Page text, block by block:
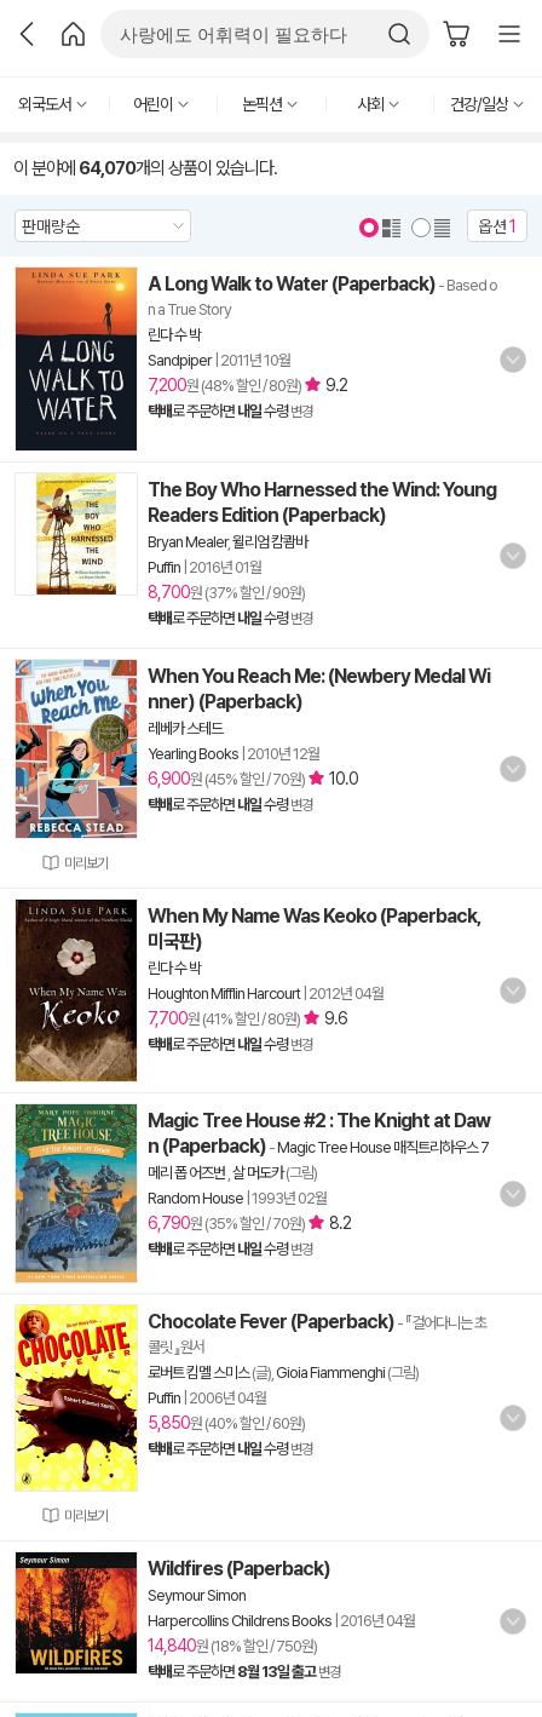
외국도서 어린이 논픽션 사회 건강/일상
이 분야에 64,070개의 상품이 있습니다.
옵션1
A Long Walk to Water (Paperback) - Based o
n a True Story
린다 수 박
Sandpiper| 2011년 10월
7,200원 (48% 할인 / 80원) 9.2
택배로 주문하면 내일수령 변경
The Boy Who Harnessed the Wind: Young
Readers Edition (Paperback)
Bryan Mealer,윌리엄 캄쾀바
Puffin 2016년 01월
8,700원 (37% 할인 / 90원)
택배로 주문하면 내일수령 변경
미리보기
When You Reach Me: (Newbery Medal Wi
nner) (Paperback)
레베카 스테드
Yearling Books 2010년 12월
6,900원 (45% 할인 / 70원) 10.0
택배로 주문하면 내일수령 변경
When My Name Was Keoko (Paperback,
미국판)
린다 수 박
Houghton Mifflin Harcourt| 2012년 04월
7,700원 (41% 할인 / 80원) 9.6
택배로 주문하면 내일수령 변경
Magic Tree House #2 : The Knight at Daw
n (Paperback) -Magic Tree House 매직트리하우스 7
메리 폽 어즈번 살 머도카(그림)
Random House 1993년 02월
6,790원 (35% 할인 / 70원) 8.2
택배로 주문하면 내일수령 변경
미리보기
Chocolate Fever (Paperback) - 『걸어다니는 초
콜릿 』원서
로버트 킴멜 스미스(글), Gioia Fiammenghi (그림)
Puffin 2006년 04월
5,850원 (40% 할인 / 60원)
택배로 주문하면 내일수령 변경
Wildfires (Paperback)
Seymour Simon
Harpercollins Childrens Books 2016년 04월
14,840원 (18% 할인 / 750원)
택배로 주문하면 8월 13일 출고 변경